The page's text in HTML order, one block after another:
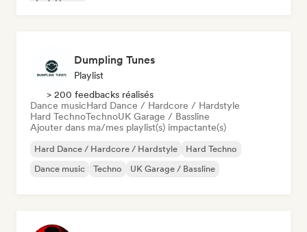
Tech House
Dumpling Tunes
Playlist
> 200 feedbacks réalisés
Dance musicHard Dance / Hardcore / Hardstyle
Hard TechnoTechnoUK Garage / Bassline
Ajouter dans ma/mes playlist(s) impactante(s)
Hard Dance / Hardcore / Hardstyle
Hard Techno
Dance music
Techno UK Garage / Bassline